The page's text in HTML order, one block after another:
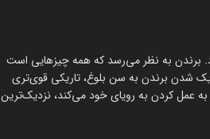
برندن به نظر می‌رسد که همه چیزهایی است
شدن برندن به سن بلوغ، تاریکی قوی‌تری
عمل کردن به رویای خود می‌کند، نزدیک‌ترین